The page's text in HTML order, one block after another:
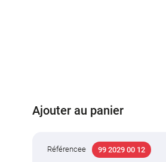
Ajouter au panier
Référencee 99 2029 00 12